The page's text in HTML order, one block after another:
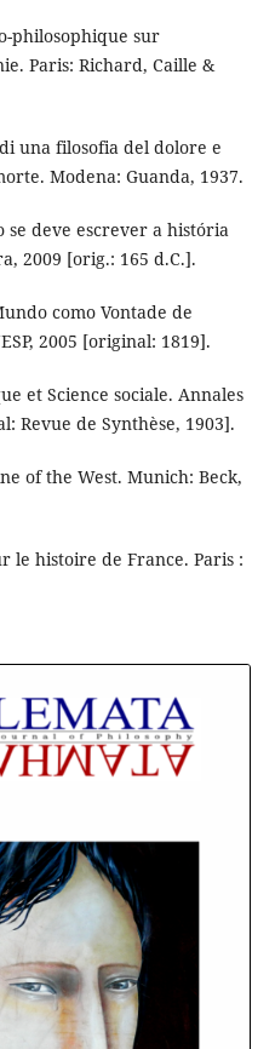
philosophique sur
Paris: Richard, Caille &
una filosofia del dolore e
Modena: Guanda, 1937.
se deve escrever a história
2009 [orig.: 165 d.C.].
como Vontade de
2005 [original: 1819].
et Science sociale. Annales
Revue de Synthèse, 1903].
of the West. Munich: Beck,
le histoire de France. Paris :